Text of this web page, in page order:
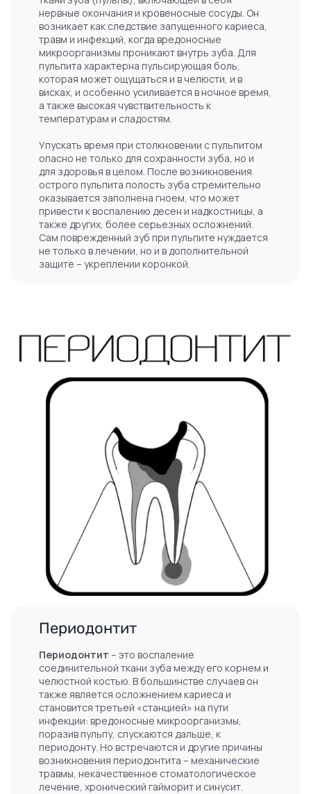
нервные окончания и кровеносные сосуды. Он
возникает как следствие запущенного кариеса,
травм и инфекций, когда вредоносные
микроорганизмы проникают внутрь зуба. Для
пульпита характерна пульсирующая боль,
которая может ощущаться и в челюсти, и в
висках, и особенно усиливается в ночное время,
а также высокая чувствительность к
температурам и сладостям.
Упускать время при столкновении с пульпитом
опасно не только для сохранности зуба, но и
для здоровья в целом. После возникновения
острого пульпита полость зуба стремительно
оказывается заполнена гноем, что может
привести к воспалению десен и надкостницы, а
также других, более серьезных осложнений.
Сам поврежденный зуб при пульпите нуждается
не только в лечении, но и в дополнительной
защите – укреплении коронкой.
Периодонтит
Периодонтит – это воспаление
соединительной ткани зуба между его корнем и
челюстной костью. В большинстве случаев он
также является осложнением кариеса и
становится третьей «станцией» на пути
инфекции: вредоносные микроорганизмы,
поразив пульпу, спускаются дальше, к
периодонту. Но встречаются и другие причины
возникновения периодонтита – механические
травмы, некачественное стоматологическое
лечение, хронический гайморит и синусит.